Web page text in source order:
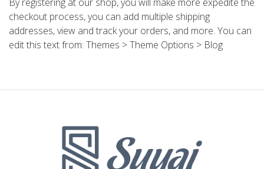
checkout process, you can add multiple shipping
addresses, view and track your orders, and more. You can
edit this text from: Themes > Theme Options > Blog